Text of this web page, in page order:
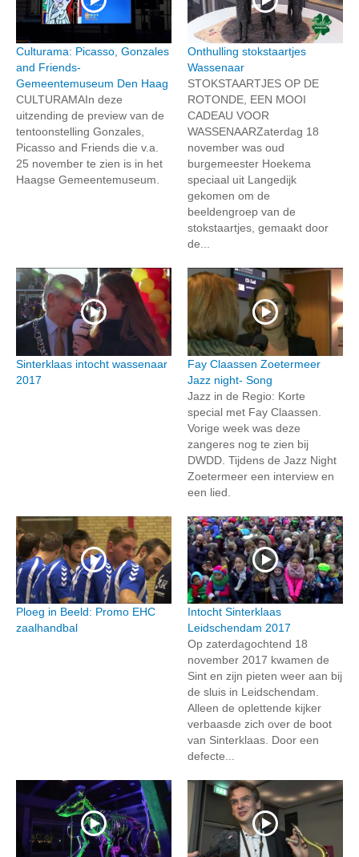
Culturama: Picasso, Gonzales
and Friends-
Gemeentemuseum Den Haag
CULTURAMAIn deze
uitzending de preview van de
tentoonstelling Gonzales,
Picasso and Friends die v.a.
25 november te zien is in het
Haagse Gemeentemuseum.
Onthulling stokstaartjes
Wassenaar
STOKSTAARTJES OP DE
ROTONDE, EEN MOOI
CADEAU VOOR
WASSENAARZaterdag 18
november was oud
burgemeester Hoekema
speciaal uit Langedijk
gekomen om de
beeldengroep van de
stokstaartjes, gemaakt door
de...
Sinterklaas intocht wassenaar
2017
Fay Claassen Zoetermeer
Jazz night- Song
Jazz in de Regio: Korte
special met Fay Claassen.
Vorige week was deze
zangeres nog te zien bij
DWDD. Tijdens de Jazz Night
Zoetermeer een interview en
een lied.
Ploeg in Beeld: Promo EHC
zaalhandbal
Intocht Sinterklaas
Leidschendam 2017
Op zaterdagochtend 18
november 2017 kwamen de
Sint en zijn pieten weer aan bij
de sluis in Leidschendam.
Alleen de oplettende kijker
verbaasde zich over de boot
van Sinterklaas. Door een
defecte...